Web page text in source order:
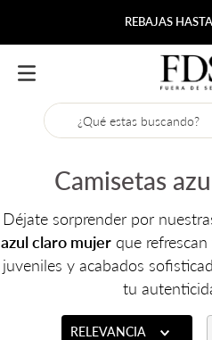
REBAJAS
¿Qué estas buscando?
Camisetas
Déjate sorprender por
azul claro mujerque refrescan
juveniles y acabados
tu
RELEVANCIA